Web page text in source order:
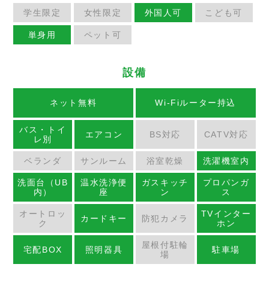
学生限定 女性限定 外国人可 こども可
単身用 ペット可
設備
ネット無料 Wi-Fiルーター持込
バス・トイ
レ別
エアコン BS対応 CATV対応
ベランダ サンルーム 浴室乾燥 洗濯機室内
洗面台（UB
内）
温水洗浄便
座
ガスキッチ
ン
プロパンガ
ス
オートロッ
ク
カードキー 防犯カメラ
TVインター
ホン
宅配BOX 照明器具
屋根付駐輪
場
駐車場